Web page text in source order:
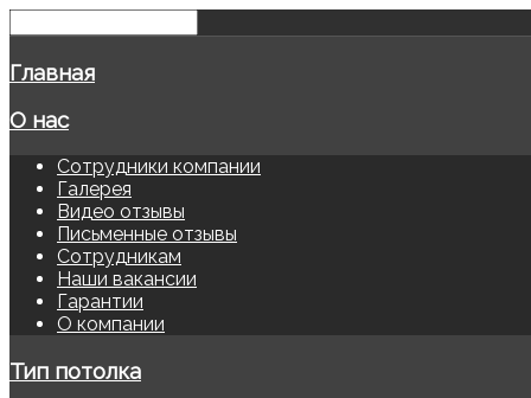
Главная
О нас
Сотрудники компании
Галерея
Видео отзывы
Письменные отзывы
Сотрудникам
Наши вакансии
Гарантии
О компании
Тип потолка